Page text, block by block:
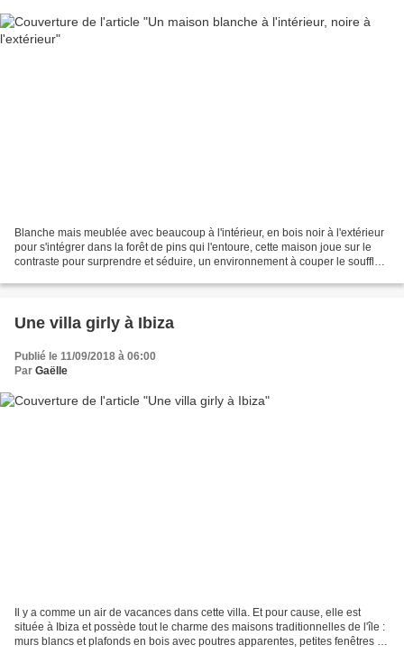
Blanche mais meublée avec beaucoup à l'intérieur, en bois noir à l'extérieur
pour s'intégrer dans la forêt de pins qui l'entoure, cette maison joue sur le
contraste pour surprendre et séduire, un environnement à couper le souffle,
Une villa girly à Ibiza
Publié le 11/09/2018 à 06:00
Par Gaëlle
Il y a comme un air de vacances dans cette villa. Et pour cause, elle est
située à Ibiza et possède tout le charme des maisons traditionnelles de l'île :
murs blancs et plafonds en bois avec poutres apparentes, petites fenêtres et